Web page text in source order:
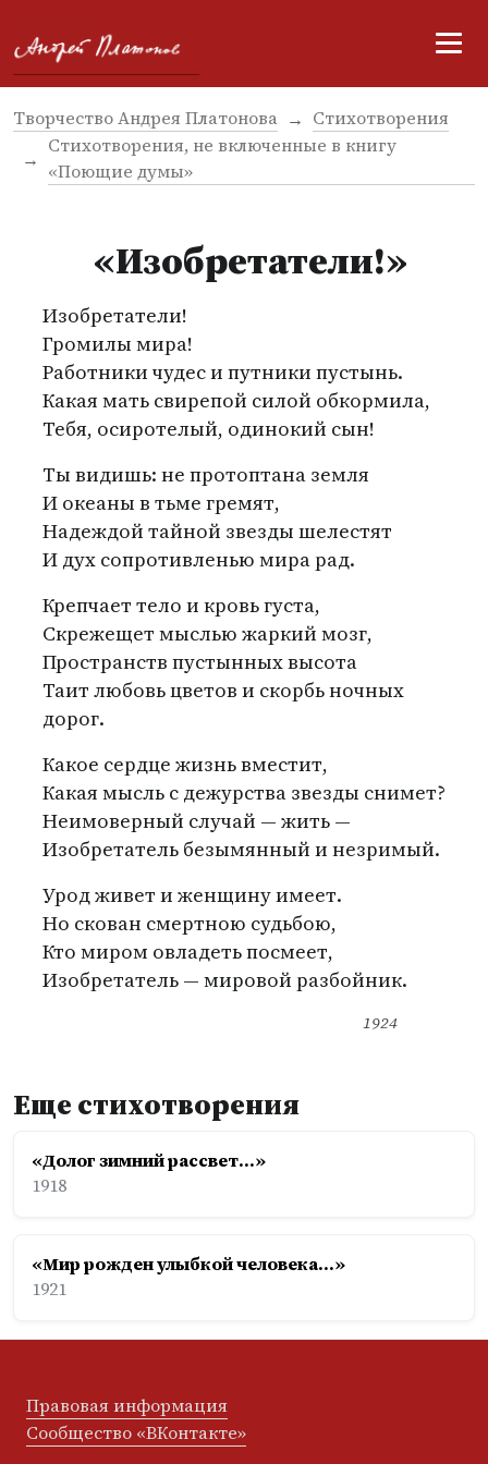
Творчество Андрея Платонова
Стихотворения
Стихотворения, не включенные в книгу
«Поющие думы»
«Изобретатели!»
Изобретатели!
Громилы мира!
Работники чудес и путники пустынь.
Какая мать свирепой силой обкормила,
Тебя, осиротелый, одинокий сын!
Ты видишь: не протоптана земля
И океаны в тьме гремят,
Надеждой тайной звезды шелестят
И дух сопротивленью мира рад.
Крепчает тело и кровь густа,
Скрежещет мыслью жаркий мозг,
Пространств пустынных высота
Таит любовь цветов и скорбь ночных
дорог.
Какое сердце жизнь вместит,
Какая мысль с дежурства звезды снимет?
Неимоверный случай — жить —
Изобретатель безымянный и незримый.
Урод живет и женщину имеет.
Но скован смертною судьбою,
Кто миром овладеть посмеет,
Изобретатель — мировой разбойник.
1924
Еще стихотворения
«Долог зимний рассвет...»
1918
«Мир рожден улыбкой человека...»
1921
Правовая информация
Сообщество «ВКонтакте»